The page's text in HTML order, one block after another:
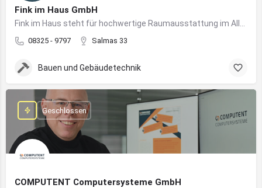
Fink im Haus GmbH
08325 - 9797 Salmas 33
Bauen und Gebäudetechnik
COMPUTENT Computersysteme GmbH
Geschlossen